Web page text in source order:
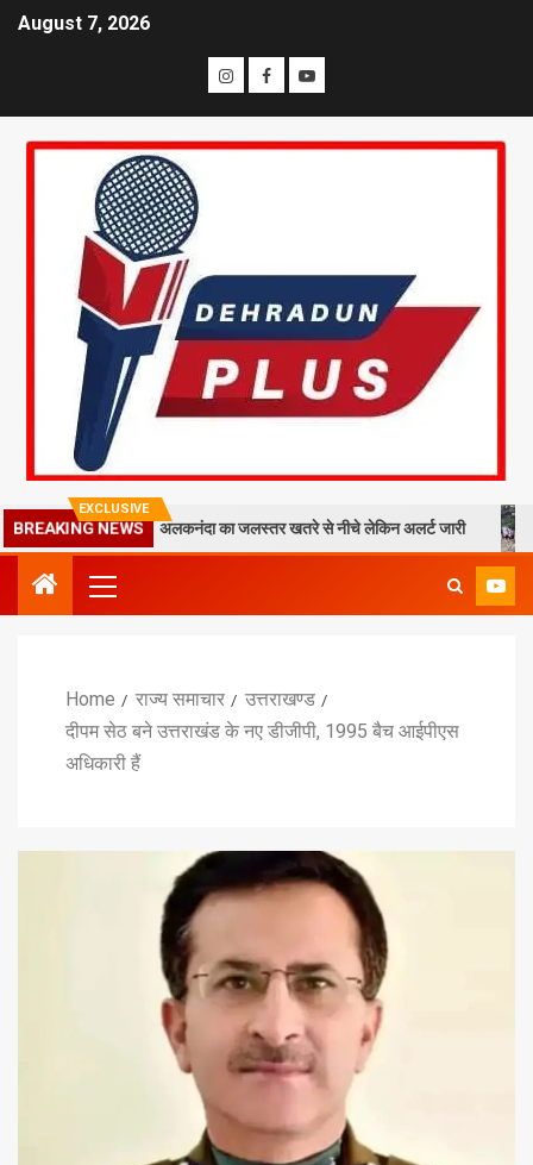
August 7, 2026
EXCLUSIVE
BREAKING NEWS
मलबा, श्रीनगर में अलकनंदा का जलस्तर खतरे से नीचे लेकिन अलर्ट जारी 26
Home राज्य समाचार
उत्तराखण्ड
दीपम सेठ बने उत्तराखंड के नए डीजीपी, 1995 बैच आईपीएस
अधिकारी हैं